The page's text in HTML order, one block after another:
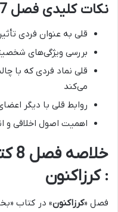
نکات کلیدی فصل 7 کتاب بخارای من ایل من:
قلی به عنوان فردی
بررسی ویژگی‌های
قلی نماد فردی که با
می‌کند
روابط قلی با دیگر
اهمیت اصول اخلاقی و
: کرزاکنون
فصل «کرزاکنون» در کتاب